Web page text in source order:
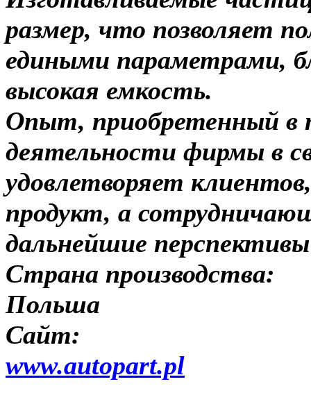
размер, что позволяет
едиными параметрами,
высокая емкость.
Опыт, приобретенный в
деятельности фирмы в
удовлетворяет
продукт, а
дальнейшие
Страна производства:
Польша
Сайт:
www.autopart.pl